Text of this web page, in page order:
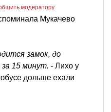
модератору
Мукачево
замок, до
15 минут. - Лихо у
дольше ехали